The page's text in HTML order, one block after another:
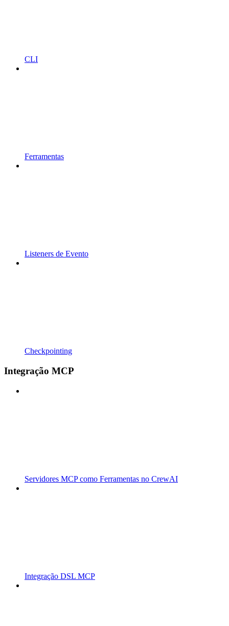
CLI
Ferramentas
Listeners de Evento
Checkpointing
Integração MCP
Servidores MCP como Ferramentas no CrewAI
Integração DSL MCP